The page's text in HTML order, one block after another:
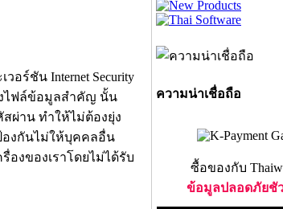
อร์ชัน Internet Security
งไฟล์ข้อมูลสำคัญ นั้น
ผ่าน ทำให้ไม่ต้องยุ่ง
องกันไม่ให้บุคคลอื่น
งของเราโดยไม่ได้รับ
ความน่าเชื่อถือ
ซื้อของกับ
ข้อมูลปลอดภัยชัว